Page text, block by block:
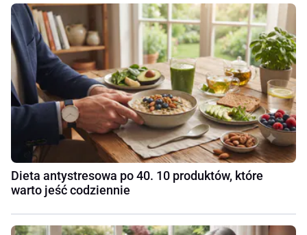
Dieta antystresowa po 40. 10 produktów, które
warto jeść codziennie